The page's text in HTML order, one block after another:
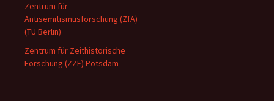
Zentrum für
Antisemitismusforschung (ZfA)
(TU Berlin)
Zentrum für Zeithistorische
Forschung (ZZF) Potsdam